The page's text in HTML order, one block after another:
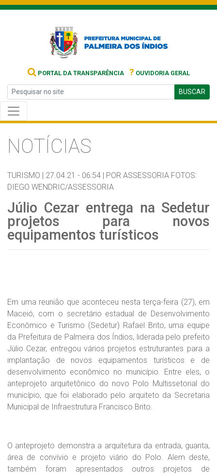
PORTAL DA TRANSPARÊNCIA ? OUVIDORIA GERAL
BUSCAR
NOTÍCIAS
TURISMO | 27.04.21 - 06:54 | POR ASSESSORIA FOTOS:
DIEGO WENDRIC/ASSESSORIA
Júlio Cezar entrega na Sedetur
projetos para novos
equipamentos turísticos
Em uma reunião que aconteceu nesta terça-feira (27), em
Maceió, com o secretário estadual de Desenvolvimento
Econômico e Turismo (Sedetur) Rafael Brito, uma equipe
da Prefeitura de Palmeira dos Índios, liderada pelo prefeito
Júlio Cezar, entregou vários projetos estruturantes para a
implantação de novos equipamentos turísticos e de
desenvolvimento econômico no município. Entre eles, o
anteprojeto arquitetônico do novo Polo Multissetorial do
município, que foi elaborado pelo arquiteto da Secretaria
Municipal de Infraestrutura Francisco Brito.
O anteprojeto demonstra a arquitetura da entrada, guarita,
área de convívio e projeto viário do Polo. Alem deste,
também foram apresentados outros projetos de